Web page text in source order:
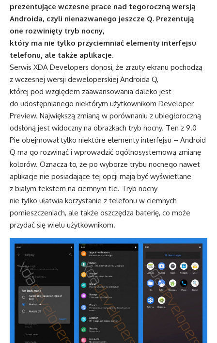
prezentujące wczesne prace nad tegoroczną wersją
Androida, czyli nienazwanego jeszcze Q. Prezentują
one rozwinięty tryb nocny,
który ma nie tylko przyciemniać elementy interfejsu
telefonu, ale także aplikacje.
Serwis XDA Developers donosi, że zrzuty ekranu pochodzą
z wczesnej wersji deweloperskiej Androida Q,
której pod względem zaawansowania daleko jest
do udostępnianego niektórym użytkownikom Developer
Preview. Największą zmianą w porównaniu z ubiegłoroczną
odsłoną jest widoczny na obrazkach tryb nocny. Ten z 9.0
Pie obejmował tylko niektóre elementy interfejsu – Android
Q ma go rozwinąć i wprowadzić ogólnosystemową zmianę
kolorów. Oznacza to, że po wyborze trybu nocnego nawet
aplikacje nie posiadające tej opcji mają być wyświetlane
z białym tekstem na ciemnym tle. Tryb nocny
nie tylko ułatwia korzystanie z telefonu w ciemnych
pomieszczeniach, ale także oszczędza baterię, co może
przydać się wielu użytkownikom.